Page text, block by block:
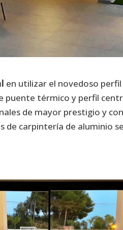
en utilizar el novedoso perfil
puente térmico y perfil
de mayor prestigio y
de carpintería de aluminio